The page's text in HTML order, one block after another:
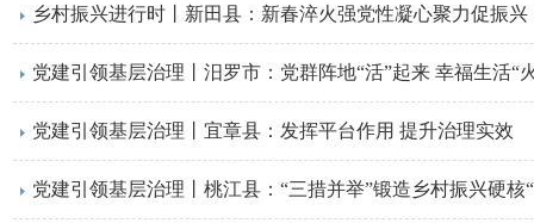
乡村振兴进行时丨​新田县：新春淬火强党性凝心聚力促振兴
党建引领基层治理丨汨罗市：党群阵地“活”起来 幸福生活“
党建引领基层治理丨宜章县：发挥平台作用 提升治理实效
党建引领基层治理丨桃江县：“三措并举”锻造乡村振兴硬核